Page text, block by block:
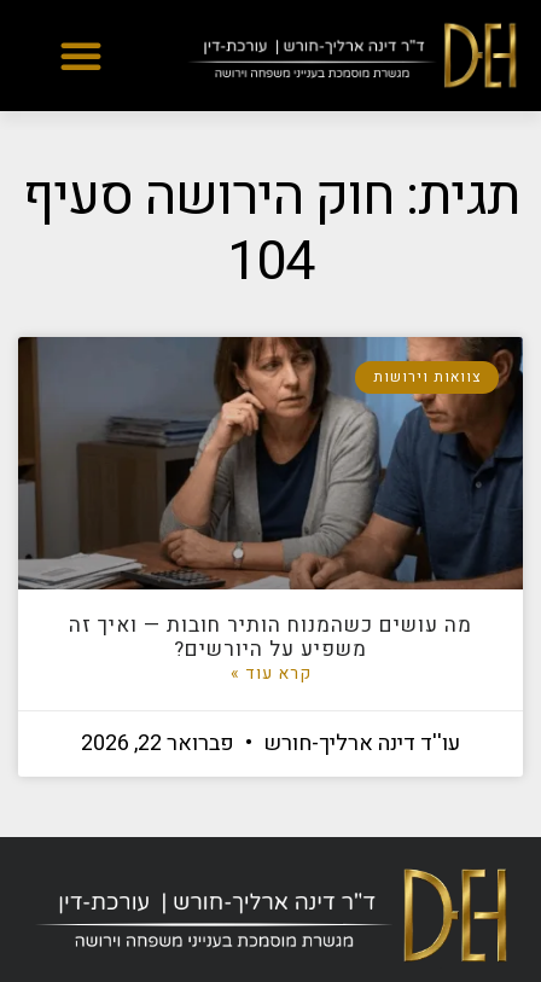
Yes
...
תגית: חוק הירושה סעיף
104
צוואות וירושות
מה עושים כשהמנוח הותיר חובות — ואיך זה
משפיע על היורשים?
קרא עוד »
עו''ד דינה ארליך-חורש פברואר 22, 2026